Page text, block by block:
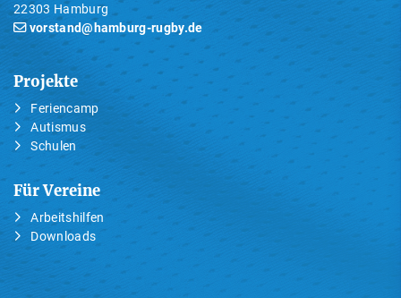
22303 Hamburg
vorstand@hamburg-rugby.de
Projekte
Feriencamp
Autismus
Schulen
Für Vereine
Arbeitshilfen
Downloads